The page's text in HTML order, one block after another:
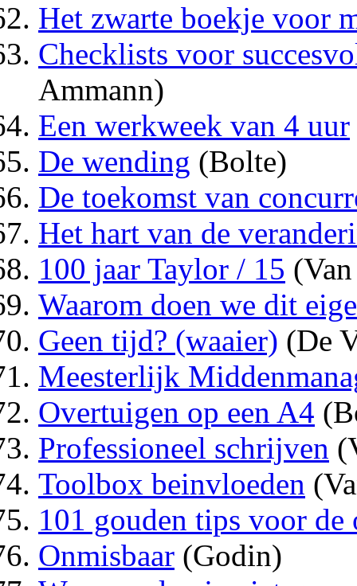
Het zwarte boekje voor
Checklists voor
Ammann)
Een werkweek van 4 uur
De wending (Bolte)
De toekomst van
Het hart van de
100 jaar Taylor / 15
Waarom doen we dit
Geen tijd? (waaier) (De
Meesterlijk
Overtuigen op een A4
Professioneel schrijven
Toolbox beinvloeden
101 gouden tips voor de
Onmisbaar (Godin)